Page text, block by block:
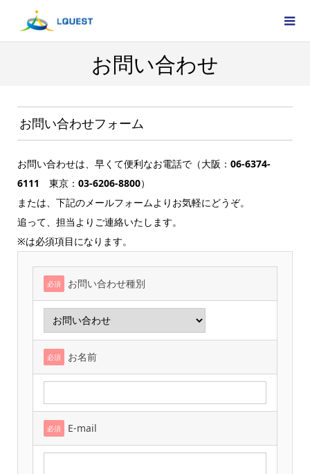
お問い合わせ
お問い合わせフォーム
お問い合わせは、早くて便利なお電話で（大阪： 06-6374-
6111 東京： 03-6206-8800）
または、下記のメールフォームよりお気軽にどうぞ。
追って、担当よりご連絡いたします。
※は必須項目になります。
必須 お問い合わせ種別
必須 お名前
必須 E-mail